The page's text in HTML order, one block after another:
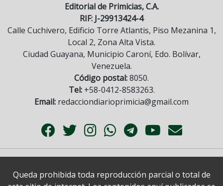
Editorial de Primicias, C.A.
RIF: J-29913424-4
Calle Cuchivero, Edificio Torre Atlantis, Piso Mezanina 1,
Local 2, Zona Alta Vista.
Ciudad Guayana, Municipio Caroní, Edo. Bolívar,
Venezuela.
Código postal:8050.
Tel:+58-0412-8583263.
Email: redacciondiarioprimicia@gmail.com
Queda prohibida toda reproducción parcial o total de